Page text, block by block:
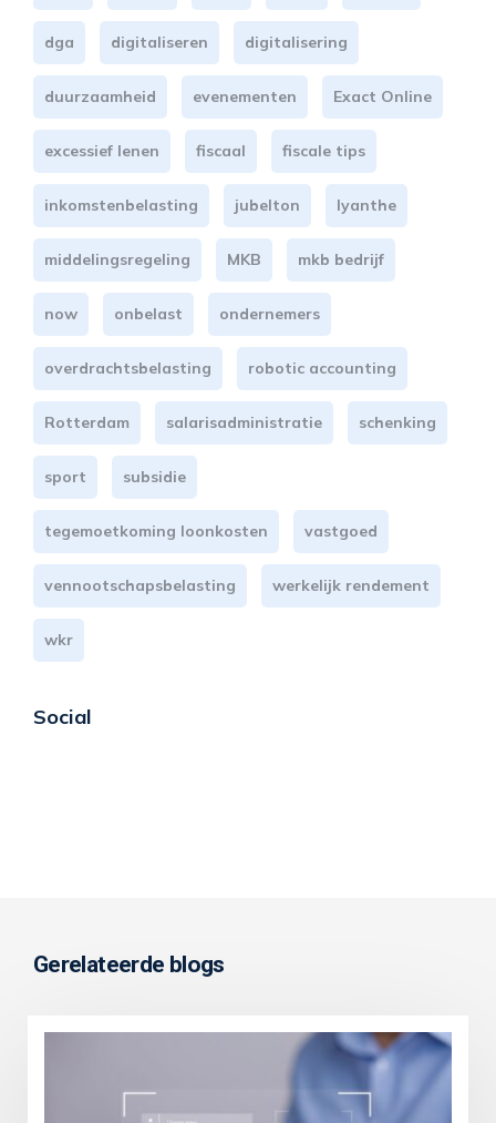
dga digitaliseren digitalisering
duurzaamheid evenementen Exact Online
excessief lenen fiscaal fiscale tips
inkomstenbelasting jubelton lyanthe
middelingsregeling MKB mkb bedrijf
now onbelast ondernemers
overdrachtsbelasting robotic accounting
Rotterdam salarisadministratie schenking
sport subsidie
tegemoetkoming loonkosten vastgoed
vennootschapsbelasting werkelijk rendement
wkr
Social
Gerelateerde blogs